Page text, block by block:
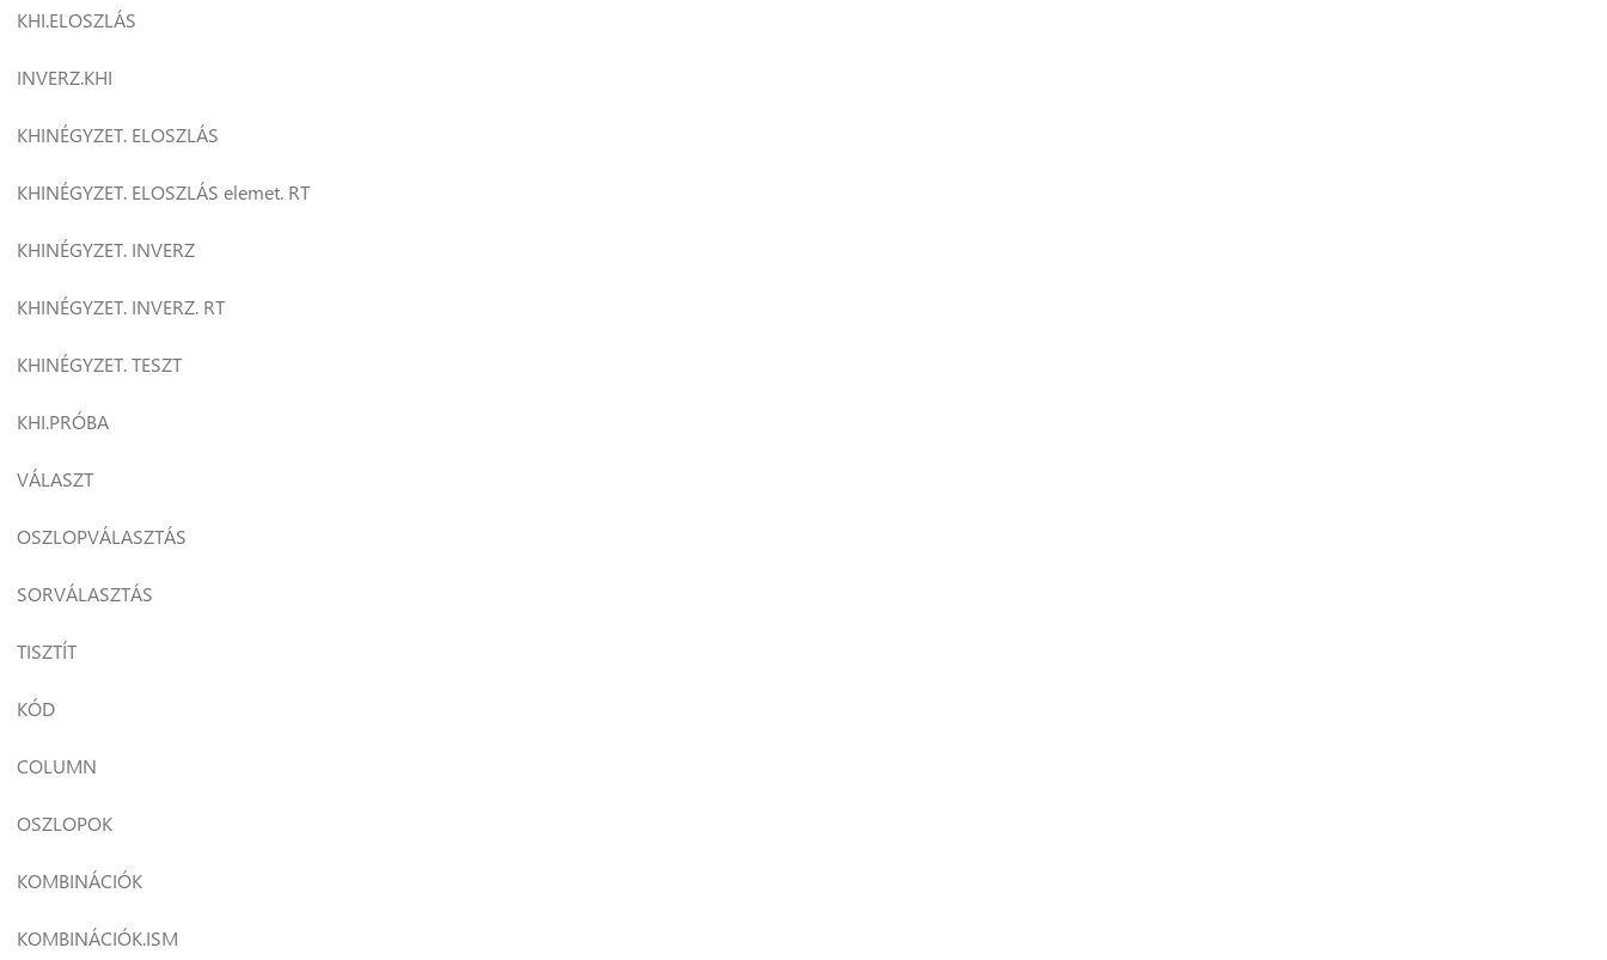
KHI.ELOSZLÁS
INVERZ.KHI
KHINÉGYZET. ELOSZLÁS
KHINÉGYZET. ELOSZLÁS elemet. RT
KHINÉGYZET. INVERZ
KHINÉGYZET. INVERZ. RT
KHINÉGYZET. TESZT
KHI.PRÓBA
VÁLASZT
OSZLOPVÁLASZTÁS
SORVÁLASZTÁS
TISZTÍT
KÓD
COLUMN
OSZLOPOK
KOMBINÁCIÓK
KOMBINÁCIÓK.ISM